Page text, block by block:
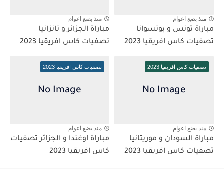
منذ بضع اعوام
مباراة تونس و بوتسوانا
تصفيات كاس افريقيا 2023
منذ بضع اعوام
مباراة الجزائر و تانزانيا
تصفيات كاس افريقيا 2023
تصفيات كاس افريقيا 2023
منذ بضع اعوام
مباراة السودان و موريتانيا
تصفيات كاس افريقيا 2023
تصفيات كاس افريقيا 2023
منذ بضع اعوام
مباراة اوغندا و الجزائر تصفيات
كاس افريقيا 2023